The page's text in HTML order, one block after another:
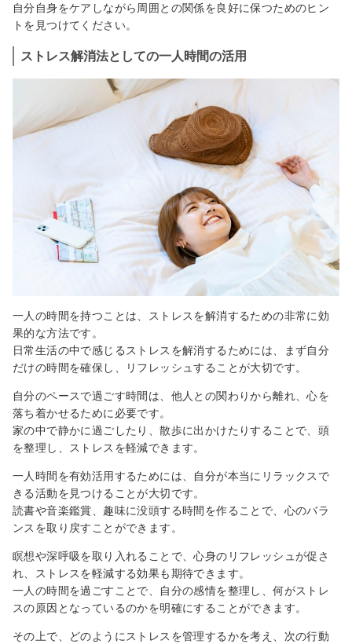
自分自身をケアしながら周囲との関係を良好に保つためのヒン
トを見つけてください。
ストレス解消法としての一人時間の活用
一人の時間を持つことは、ストレスを解消するための非常に効
果的な方法です。
日常生活の中で感じるストレスを解消するためには、まず自分
だけの時間を確保し、リフレッシュすることが大切です。
自分のペースで過ごす時間は、他人との関わりから離れ、心を
落ち着かせるために必要です。
家の中で静かに過ごしたり、散歩に出かけたりすることで、頭
を整理し、ストレスを軽減できます。
一人時間を有効活用するためには、自分が本当にリラックスで
きる活動を見つけることが大切です。
読書や音楽鑑賞、趣味に没頭する時間を作ることで、心のバラ
ンスを取り戻すことができます。
瞑想や深呼吸を取り入れることで、心身のリフレッシュが促さ
れ、ストレスを軽減する効果も期待できます。
一人の時間を過ごすことで、自分の感情を整理し、何がストレ
スの原因となっているのかを明確にすることができます。
その上で、どのようにストレスを管理するかを考え、次の行動